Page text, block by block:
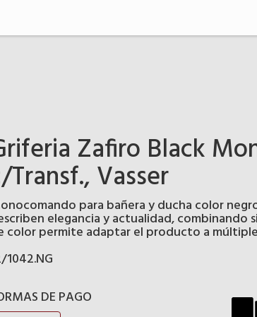
Zafiro Black
Transf., Vasser
para bañera y ducha color
elegancia y actualidad, combinando
color permite adaptar el producto a
1042.NG
DE PAGO